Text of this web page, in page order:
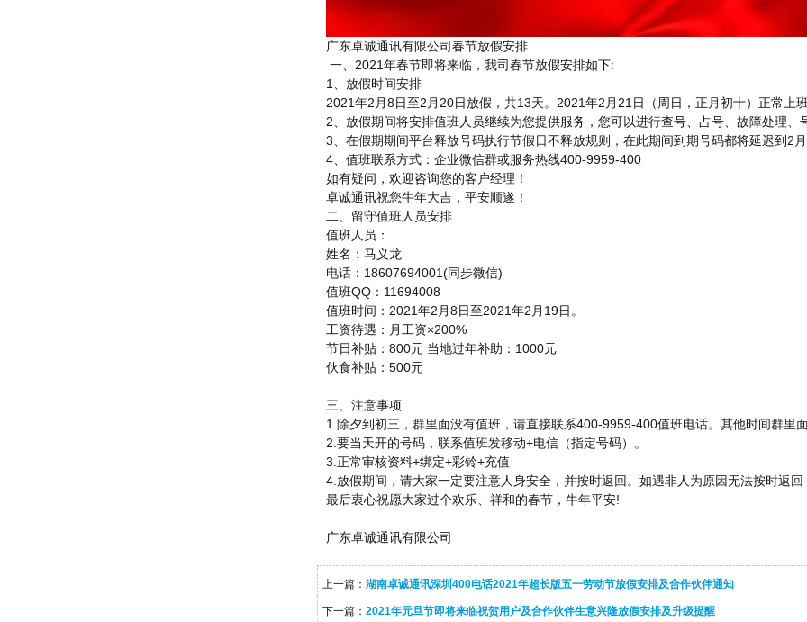
广东卓诚通讯有限公司春节放假安排
一、2021年春节即将来临，我司春节放假安排如下:
1、放假时间安排
2021年2月8日至2月20日放假，共13天。2021年2月21日（周日，正月初十）正常上
2、放假期间将安排值班人员继续为您提供服务，您可以进行查号、占号、故障处理、
3、在假期期间平台释放号码执行节假日不释放规则，在此期间到期号码都将延迟到2
4、值班联系方式：企业微信群或服务热线400-9959-400
如有疑问，欢迎咨询您的客户经理！
卓诚通讯祝您牛年大吉，平安顺遂！
二、留守值班人员安排
值班人员：
姓名：马义龙
电话：18607694001(同步微信)
值班QQ：11694008
值班时间：2021年2月8日至2021年2月19日。
工资待遇：月工资×200%
节日补贴：800元 当地过年补助：1000元
伙食补贴：500元
三、注意事项
1.除夕到初三，群里面没有值班，请直接联系400-9959-400值班电话。其他时间群里
2.要当天开的号码，联系值班发移动+电信（指定号码）。
3.正常审核资料+绑定+彩铃+充值
4.放假期间，请大家一定要注意人身安全，并按时返回。如遇非人为原因无法按时返
最后衷心祝愿大家过个欢乐、祥和的春节，牛年平安!
广东卓诚通讯有限公司
上一篇： 湖南卓诚通讯深圳400电话2021年超长版五一劳动节放假安排及合作伙伴通知
下一篇： 2021年元旦节即将来临祝贺用户及合作伙伴生意兴隆放假安排及升级提醒